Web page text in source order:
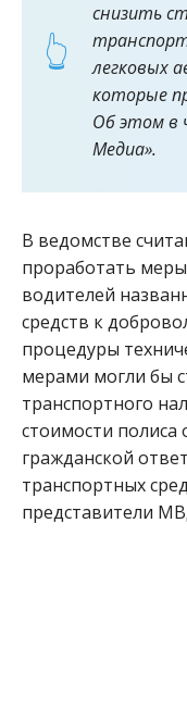
снизить
легковых
которые
Об этом в
Медиа».
В ведомстве
проработать
водителей
средств к
процедуры
мерами могли бы
транспортного
стоимости полиса
гражданской
транспортных
представители